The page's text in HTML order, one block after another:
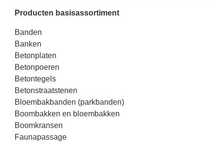
Producten basisassortiment
Banden
Banken
Betonplaten
Betonpoeren
Betontegels
Betonstraatstenen
Bloembakbanden (parkbanden)
Boombakken en bloembakken
Boomkransen
Faunapassage